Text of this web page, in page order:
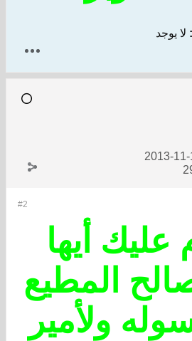
لا يوجد
#2
عليك أيها
المطيع
ولأمير